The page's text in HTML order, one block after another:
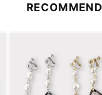
RECOMMEND